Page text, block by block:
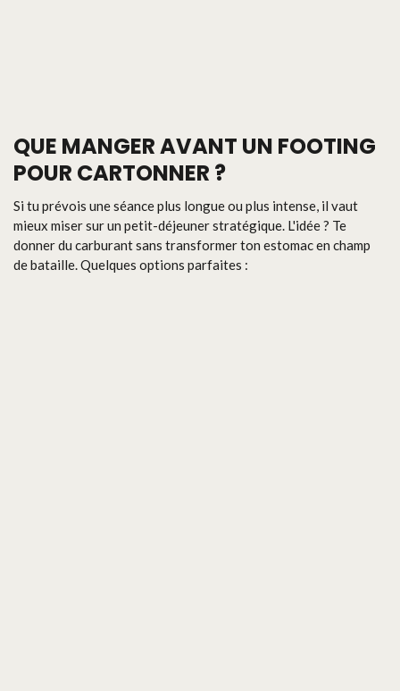
QUE MANGER AVANT UN FOOTING
POUR CARTONNER ?
Si tu prévois une séance plus longue ou plus intense, il vaut
mieux miser sur un petit-déjeuner stratégique. L'idée ? Te
donner du carburant sans transformer ton estomac en champ
de bataille. Quelques options parfaites :